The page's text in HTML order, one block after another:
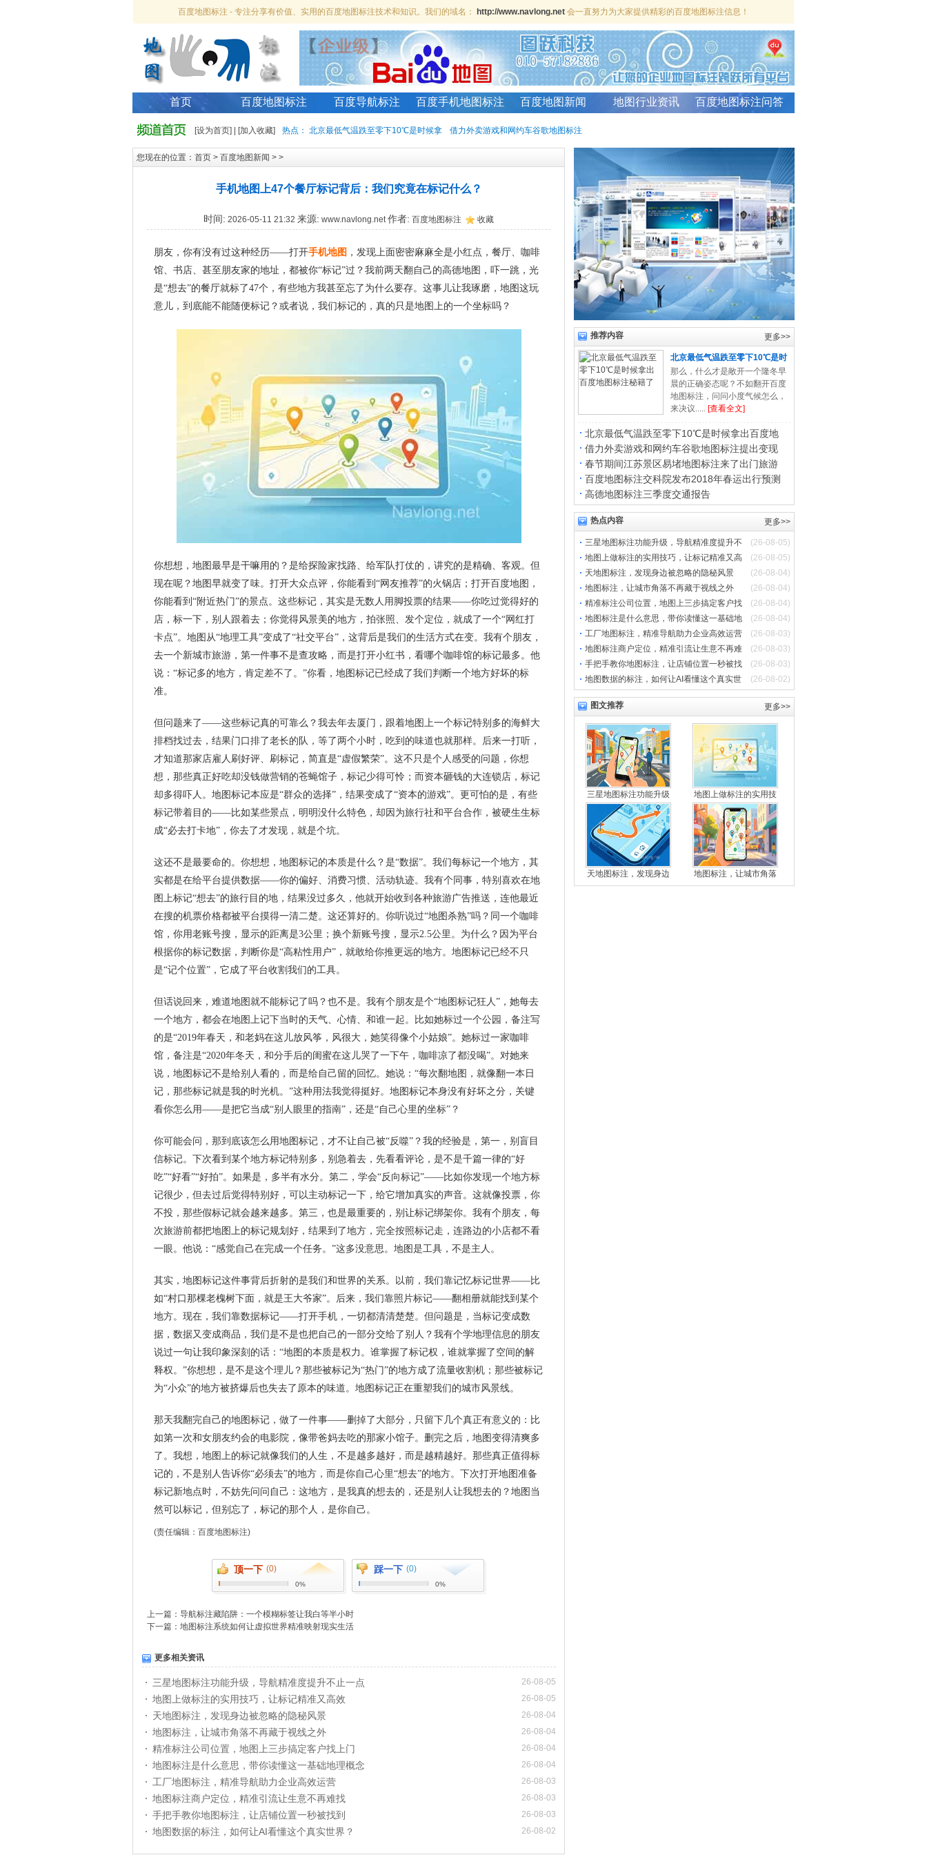
百度地图标注 - 专注分享有价值、实用的百度地图标注技术和知识。我们的域名： http://www.navlong.net 会一直努力为大家提供精彩的百度地图标注信息！
首页 百度地图标注 百度导航标注 百度手机地图标注 百度地图新闻 地图行业资讯 百度地图标注问答
[设为首页] | [加入收藏] 热点： 北京最低气温跌至零下10℃是时候拿 借力外卖游戏和网约车谷歌地图标注
您现在的位置： 首页 > 百度地图新闻 > >
手机地图上47个餐厅标记背后：我们究竟在标记什么？
时间: 2026-05-11 21:32 来源: www.navlong.net 作者: 百度地图标注 收藏
朋友，你有没有过这种经历——打开手机地图 ，发现上面密密麻麻全是小红点，餐厅、咖啡
馆、书店、甚至朋友家的地址，都被你“标记”过？我前两天翻自己的高德地图，吓一跳，光
是“想去”的餐厅就标了47个，有些地方我甚至忘了为什么要存。这事儿让我琢磨，地图这玩
意儿，到底能不能随便标记？或者说，我们标记的，真的只是地图上的一个坐标吗？
你想想，地图最早是干嘛用的？是给探险家找路、给军队打仗的，讲究的是精确、客观。但
现在呢？地图早就变了味。打开大众点评，你能看到“网友推荐”的火锅店；打开百度地图，
你能看到“附近热门”的景点。这些标记，其实是无数人用脚投票的结果——你吃过觉得好的
店，标一下，别人跟着去；你觉得风景美的地方，拍张照、发个定位，就成了一个“网红打
卡点”。地图从“地理工具”变成了“社交平台”，这背后是我们的生活方式在变。我有个朋友，
去一个新城市旅游，第一件事不是查攻略，而是打开小红书，看哪个咖啡馆的标记最多。他
说：“标记多的地方，肯定差不了。”你看，地图标记已经成了我们判断一个地方好坏的标
准。
但问题来了——这些标记真的可靠么？我去年去厦门，跟着地图上一个标记特别多的海鲜大
排档找过去，结果门口排了老长的队，等了两个小时，吃到的味道也就那样。后来一打听，
才知道那家店雇人刷好评、刷标记，简直是“虚假繁荣”。这不只是个人感受的问题，你想
想，那些真正好吃却没钱做营销的苍蝇馆子，标记少得可怜；而资本砸钱的大连锁店，标记
却多得吓人。地图标记本应是“群众的选择”，结果变成了“资本的游戏”。更可怕的是，有些
标记带着目的——比如某些景点，明明没什么特色，却因为旅行社和平台合作，被硬生生标
成“必去打卡地”，你去了才发现，就是个坑。
这还不是最要命的。你想想，地图标记的本质是什么？是“数据”。我们每标记一个地方，其
实都是在给平台提供数据——你的偏好、消费习惯、活动轨迹。我有个同事，特别喜欢在地
图上标记“想去”的旅行目的地，结果没过多久，他就开始收到各种旅游广告推送，连他最近
在搜的机票价格都被平台摸得一清二楚。这还算好的。你听说过“地图杀熟”吗？同一个咖啡
馆，你用老账号搜，显示的距离是3公里；换个新账号搜，显示2.5公里。为什么？因为平台
根据你的标记数据，判断你是“高粘性用户”，就敢给你推更远的地方。地图标记已经不只
是“记个位置”，它成了平台收割我们的工具。
但话说回来，难道地图就不能标记了吗？也不是。我有个朋友是个“地图标记狂人”，她每去
一个地方，都会在地图上记下当时的天气、心情、和谁一起。比如她标过一个公园，备注写
的是“2019年春天，和老妈在这儿放风筝，风很大，她笑得像个小姑娘”。她标过一家咖啡
馆，备注是“2020年冬天，和分手后的闺蜜在这儿哭了一下午，咖啡凉了都没喝”。对她来
说，地图标记不是给别人看的，而是给自己留的回忆。她说：“每次翻地图，就像翻一本日
记，那些标记就是我的时光机。”这种用法我觉得挺好。地图标记本身没有好坏之分，关键
看你怎么用——是把它当成“别人眼里的指南”，还是“自己心里的坐标”？
你可能会问，那到底该怎么用地图标记，才不让自己被“反噬”？我的经验是，第一，别盲目
信标记。下次看到某个地方标记特别多，别急着去，先看看评论，是不是千篇一律的“好
吃”“好看”“好拍”。如果是，多半有水分。第二，学会“反向标记”——比如你发现一个地方标
记很少，但去过后觉得特别好，可以主动标记一下，给它增加真实的声音。这就像投票，你
不投，那些假标记就会越来越多。第三，也是最重要的，别让标记绑架你。我有个朋友，每
次旅游前都把地图上的标记规划好，结果到了地方，完全按照标记走，连路边的小店都不看
一眼。他说：“感觉自己在完成一个任务。”这多没意思。地图是工具，不是主人。
其实，地图标记这件事背后折射的是我们和世界的关系。以前，我们靠记忆标记世界——比
如“村口那棵老槐树下面，就是王大爷家”。后来，我们靠照片标记——翻相册就能找到某个
地方。现在，我们靠数据标记——打开手机，一切都清清楚楚。但问题是，当标记变成数
据，数据又变成商品，我们是不是也把自己的一部分交给了别人？我有个学地理信息的朋友
说过一句让我印象深刻的话：“地图的本质是权力。谁掌握了标记权，谁就掌握了空间的解
释权。”你想想，是不是这个理儿？那些被标记为“热门”的地方成了流量收割机；那些被标记
为“小众”的地方被挤爆后也失去了原本的味道。地图标记正在重塑我们的城市风景线。
那天我翻完自己的地图标记，做了一件事——删掉了大部分，只留下几个真正有意义的：比
如第一次和女朋友约会的电影院，像带爸妈去吃的那家小馆子。删完之后，地图变得清爽多
了。我想，地图上的标记就像我们的人生，不是越多越好，而是越精越好。那些真正值得标
记的，不是别人告诉你“必须去”的地方，而是你自己心里“想去”的地方。下次打开地图准备
标记新地点时，不妨先问问自己：这地方，是我真的想去的，还是别人让我想去的？地图当
然可以标记，但别忘了，标记的那个人，是你自己。
(责任编辑： 百度地图标注)
顶一下 (0)
0%
踩一下 (0)
0%
上一篇： 导航标注藏陷阱：一个模糊标签让我白等半小时
下一篇： 地图标注系统如何让虚拟世界精准映射现实生活
更多相关资讯
26-08-05
三星地图标注功能升级，导航精准度提升不止一点
26-08-05
地图上做标注的实用技巧，让标记精准又高效
26-08-04
天地图标注，发现身边被忽略的隐秘风景
26-08-04
地图标注，让城市角落不再藏于视线之外
26-08-04
精准标注公司位置，地图上三步搞定客户找上门
26-08-04
地图标注是什么意思，带你读懂这一基础地理概念
26-08-03
工厂地图标注，精准导航助力企业高效运营
26-08-03
地图标注商户定位，精准引流让生意不再难找
26-08-03
手把手教你地图标注，让店铺位置一秒被找到
26-08-02
地图数据的标注，如何让AI看懂这个真实世界？
推荐内容 更多>>
北京最低气温跌至零下10℃是时
候
那么，什么才是敞开一个隆冬早
晨的正确姿态呢？不如翻开百度
地图标注，问问小度气候怎么，
来决议..... [查看全文]
北京最低气温跌至零下10℃是时候拿出百度地
借力外卖游戏和网约车谷歌地图标注提出变现
春节期间江苏景区易堵地图标注来了出门旅游
百度地图标注交科院发布2018年春运出行预测
高德地图标注三季度交通报告
热点内容 更多>>
(26-08-05)
三星地图标注功能升级，导航精准度提升不
(26-08-05)
地图上做标注的实用技巧，让标记精准又高
(26-08-04)
天地图标注，发现身边被忽略的隐秘风景
(26-08-04)
地图标注，让城市角落不再藏于视线之外
(26-08-04)
精准标注公司位置，地图上三步搞定客户找
(26-08-04)
地图标注是什么意思，带你读懂这一基础地
(26-08-03)
工厂地图标注，精准导航助力企业高效运营
(26-08-03)
地图标注商户定位，精准引流让生意不再难
(26-08-03)
手把手教你地图标注，让店铺位置一秒被找
(26-08-02)
地图数据的标注，如何让AI看懂这个真实世
图文推荐 更多>>
三星地图标注功能升级 地图上做标注的实用技
天地图标注，发现身边 地图标注，让城市角落